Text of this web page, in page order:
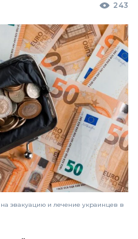
243
эвакуацию и лечение украинцев в